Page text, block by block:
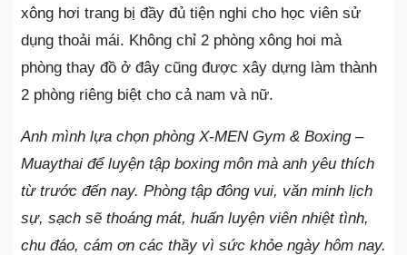
xông hơi trang bị đầy đủ tiện nghi cho học viên sử
dụng thoải mái. Không chỉ 2 phòng xông hoi mà
phòng thay đồ ở đây cũng được xây dựng làm thành
2 phòng riêng biệt cho cả nam và nữ.
Anh mình lựa chọn phòng X-MEN Gym & Boxing –
Muaythai để luyện tập boxing môn mà anh yêu thích
từ trước đến nay. Phòng tập đông vui, văn minh lịch
sự, sạch sẽ thoáng mát, huấn luyện viên nhiệt tình,
chu đáo, cám ơn các thầy vì sức khỏe ngày hôm nay.